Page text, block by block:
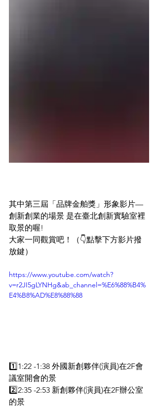
其中第三屆「品牌金舶獎」形象影片—
創新創業的場景 是在臺北創新實驗室裡
取景的喔!
大家一同觀賞吧！（👇點擊下方影片撥
放鍵）
https://www.youtube.com/watch?
v=r2JI5gLYNHg&ab_channel=%E6%88%B4%
E4%B8%AD%E8%88%88
1️⃣1:22 -1:38 外國新創夥伴(演員)在2F會
議室開會的景
2️⃣2:35 -2:53 新創夥伴(演員)在2F辦公室
的景